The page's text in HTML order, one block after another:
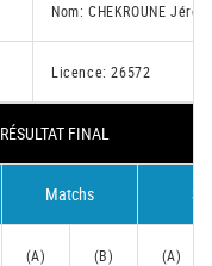
Nom: CHEKROUNE
Licence: 26572
RÉSULTAT FINAL
Matchs
(A) (B) (A)